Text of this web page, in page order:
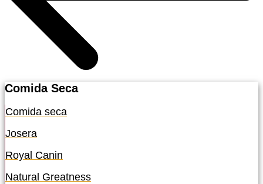
Comida Seca
Comida seca
Josera
Royal Canin
Natural Greatness